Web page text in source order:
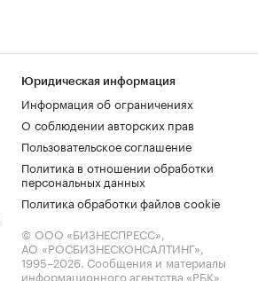
Юридическая информация
Информация об ограничениях
О соблюдении авторских прав
Пользовательское соглашение
Политика в отношении обработки
персональных данных
Политика обработки файлов cookie
© ООО «БИЗНЕСПРЕСС»,
АО «РОСБИЗНЕСКОНСАЛТИНГ»,
1995–2026. Сообщения и материалы
информационного агентства «РБК»